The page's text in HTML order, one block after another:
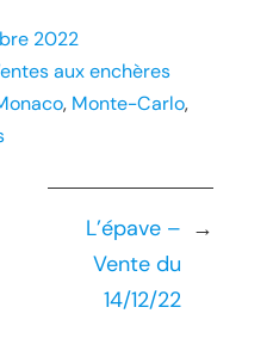
2022
aux enchères
, Monte-Carlo,
→
L’épave –
Vente du
14/12/22